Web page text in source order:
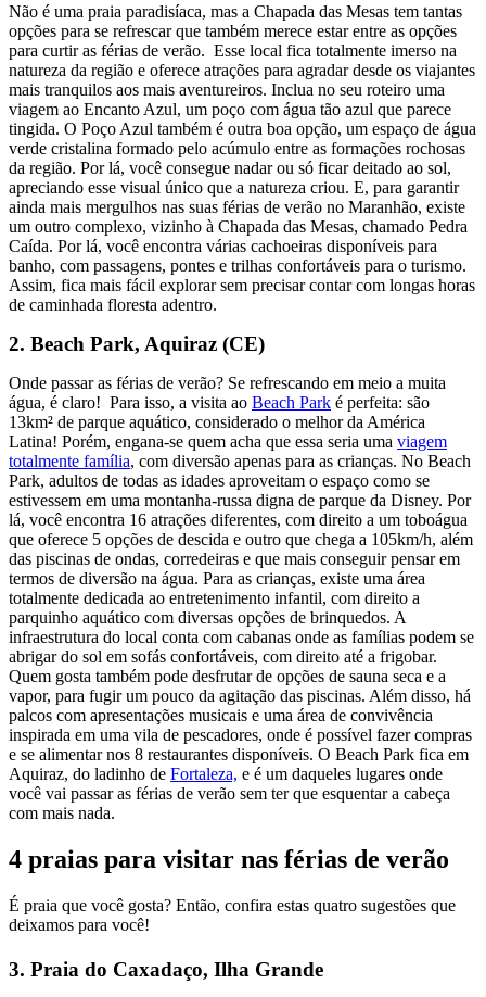
Não é uma praia paradisíaca, mas a Chapada das Mesas tem tantas
opções para se refrescar que também merece estar entre as opções
para curtir as férias de verão. Esse local fica totalmente imerso na
natureza da região e oferece atrações para agradar desde os viajantes
mais tranquilos aos mais aventureiros. Inclua no seu roteiro uma
viagem ao Encanto Azul, um poço com água tão azul que parece
tingida. O Poço Azul também é outra boa opção, um espaço de água
verde cristalina formado pelo acúmulo entre as formações rochosas
da região. Por lá, você consegue nadar ou só ficar deitado ao sol,
apreciando esse visual único que a natureza criou. E, para garantir
ainda mais mergulhos nas suas férias de verão no Maranhão, existe
um outro complexo, vizinho à Chapada das Mesas, chamado Pedra
Caída. Por lá, você encontra várias cachoeiras disponíveis para
banho, com passagens, pontes e trilhas confortáveis para o turismo.
Assim, fica mais fácil explorar sem precisar contar com longas horas
de caminhada floresta adentro.
2. Beach Park, Aquiraz (CE)
Onde passar as férias de verão? Se refrescando em meio a muita
água, é claro! Para isso, a visita ao Beach Park é perfeita: são
13km² de parque aquático, considerado o melhor da América
Latina! Porém, engana-se quem acha que essa seria uma viagem
totalmente família, com diversão apenas para as crianças. No Beach
Park, adultos de todas as idades aproveitam o espaço como se
estivessem em uma montanha-russa digna de parque da Disney. Por
lá, você encontra 16 atrações diferentes, com direito a um toboágua
que oferece 5 opções de descida e outro que chega a 105km/h, além
das piscinas de ondas, corredeiras e que mais conseguir pensar em
termos de diversão na água. Para as crianças, existe uma área
totalmente dedicada ao entretenimento infantil, com direito a
parquinho aquático com diversas opções de brinquedos. A
infraestrutura do local conta com cabanas onde as famílias podem se
abrigar do sol em sofás confortáveis, com direito até a frigobar.
Quem gosta também pode desfrutar de opções de sauna seca e a
vapor, para fugir um pouco da agitação das piscinas. Além disso, há
palcos com apresentações musicais e uma área de convivência
inspirada em uma vila de pescadores, onde é possível fazer compras
e se alimentar nos 8 restaurantes disponíveis. O Beach Park fica em
Aquiraz, do ladinho de Fortaleza, e é um daqueles lugares onde
você vai passar as férias de verão sem ter que esquentar a cabeça
com mais nada.
4 praias para visitar nas férias de verão
É praia que você gosta? Então, confira estas quatro sugestões que
deixamos para você!
3. Praia do Caxadaço, Ilha Grande